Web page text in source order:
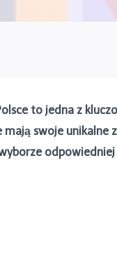
to jedna z
swoje
odpowiedniej